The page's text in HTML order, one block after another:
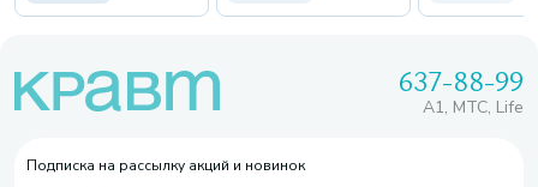
637-88-99
A1, МТС, Life
Подписка на рассылку акций и новинок